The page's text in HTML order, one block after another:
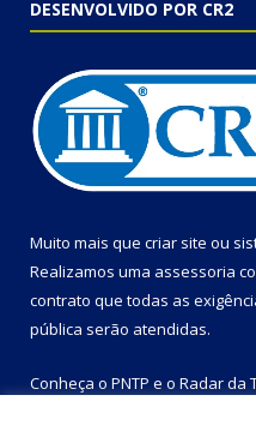
DESENVOLVIDO POR CR2
Muito mais que criar site ou
Realizamos uma assessoria
contrato que todas as
pública serão atendidas.
Conheça o PNTP e o Radar da